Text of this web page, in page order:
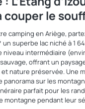
couper le
camping en Ariège,
un superbe lac niché à 1
niveau intermédiaire
offrant un
nature préservée. Une
panorama sur les
parfait pour les
montagne pendant leur